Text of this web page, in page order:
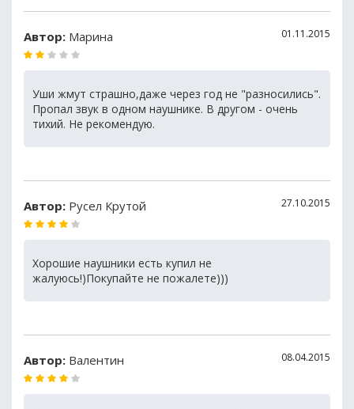
Автор: Марина 01.11.2015
Уши жмут страшно,даже через год не "разносились".
Пропал звук в одном наушнике. В другом - очень
тихий. Не рекомендую.
Автор: Русел Крутой 27.10.2015
Хорошие наушники есть купил не
жалуюсь!)Покупайте не пожалете)))
Автор: Валентин 08.04.2015